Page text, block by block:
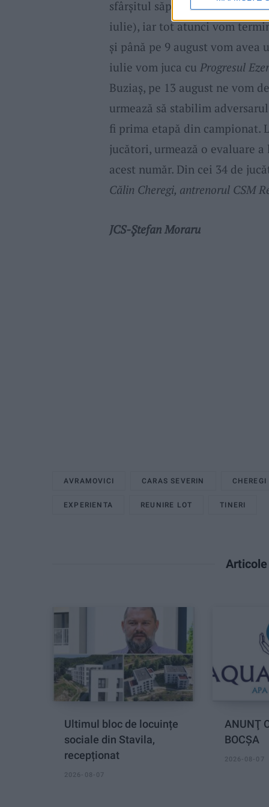
sfârșitul săptămânii viitoare
iulie), iar tot atunci vom
și până pe 9 august vom avea
iulie vom juca cu Progresul
Buziaș, pe 13 august ne vom
urmează să stabilim
fi prima etapă din campionat.
jucători, urmează o evaluare
acest număr. Din cei 34 de
Călin Cheregi, antrenorul CSM
JCS-Ștefan Moraru
AVRAMOVICI CARAS SEVERIN CHEREGI
EXPERIENTA REUNIRE LOT TINERI
Ultimul bloc de locuințe
sociale din Stavila,
recepționat
2026-08-07
ANUNŢ
BOCȘA
2026-08-07